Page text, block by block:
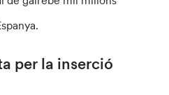
per la inserció